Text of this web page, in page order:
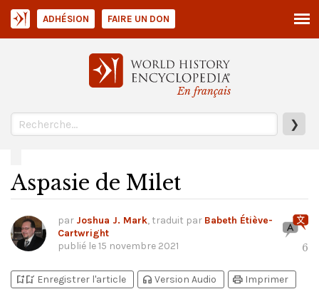
En français
❯
ADHÉSION FAIRE UN DON
Aspasie de Milet
par Joshua J. Mark, traduit par Babeth Étiève-
Cartwright
publié le15 novembre 2021 6
bookmark_addbookmark_added Enregistrer l'article headphones Version Audio print Imprimer